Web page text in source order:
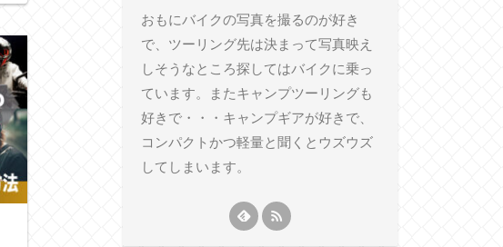
おもにバイクの写真を撮るのが好き
で、ツーリング先は決まって写真映え
しそうなところ探してはバイクに乗っ
ています。またキャンプツーリングも
好きで・・・キャンプギアが好きで、
コンパクトかつ軽量と聞くとウズウズ
してしまいます。